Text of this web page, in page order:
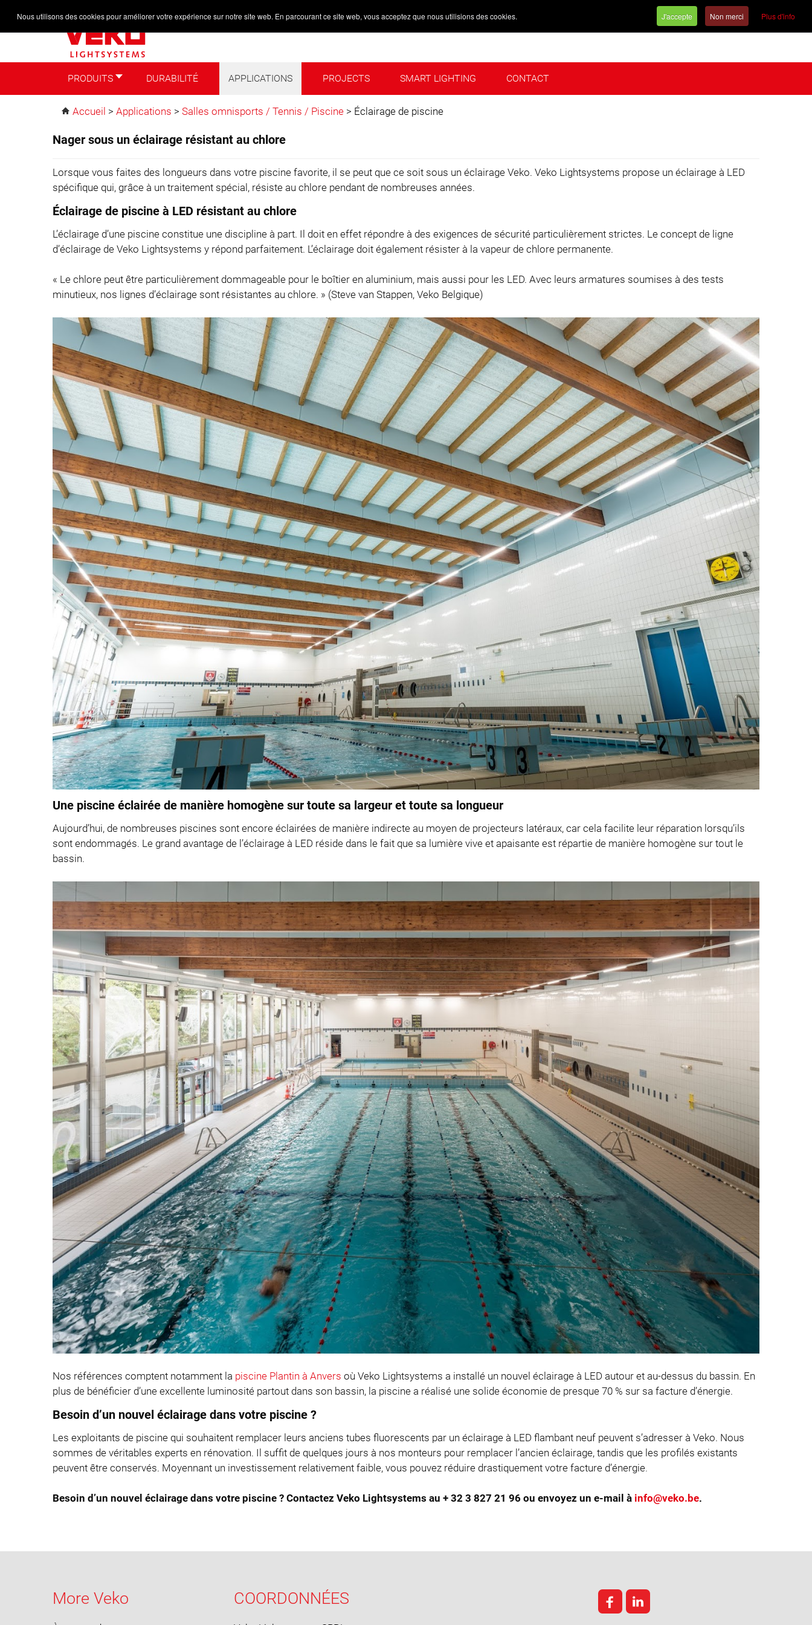
PRODUITS DURABILITÉ APPLICATIONS PROJECTS SMART LIGHTING CONTACT
Français
PRODUITS DURABILITÉ APPLICATIONS PROJECTS SMART LIGHTING CONTACT
Accueil > Applications > Salles omnisports / Tennis / Piscine > Éclairage de piscine
Nager sous un éclairage résistant au chlore
Lorsque vous faites des longueurs dans votre piscine favorite, il se peut que ce soit sous un éclairage Veko. Veko Lightsystems propose un éclairage à LED
spécifique qui, grâce à un traitement spécial, résiste au chlore pendant de nombreuses années.
Éclairage de piscine à LED résistant au chlore
L’éclairage d’une piscine constitue une discipline à part. Il doit en effet répondre à des exigences de sécurité particulièrement strictes. Le concept de ligne
d’éclairage de Veko Lightsystems y répond parfaitement. L’éclairage doit également résister à la vapeur de chlore permanente.
« Le chlore peut être particulièrement dommageable pour le boîtier en aluminium, mais aussi pour les LED. Avec leurs armatures soumises à des tests
minutieux, nos lignes d’éclairage sont résistantes au chlore. » (Steve van Stappen, Veko Belgique)
Une piscine éclairée de manière homogène sur toute sa largeur et toute sa longueur
Aujourd’hui, de nombreuses piscines sont encore éclairées de manière indirecte au moyen de projecteurs latéraux, car cela facilite leur réparation lorsqu’ils
sont endommagés. Le grand avantage de l’éclairage à LED réside dans le fait que sa lumière vive et apaisante est répartie de manière homogène sur tout le
bassin.
Nos références comptent notamment la piscine Plantin à Anvers où Veko Lightsystems a installé un nouvel éclairage à LED autour et au-dessus du bassin. En
plus de bénéficier d’une excellente luminosité partout dans son bassin, la piscine a réalisé une solide économie de presque 70 % sur sa facture d’énergie.
Besoin d’un nouvel éclairage dans votre piscine ?
Les exploitants de piscine qui souhaitent remplacer leurs anciens tubes fluorescents par un éclairage à LED flambant neuf peuvent s’adresser à Veko. Nous
sommes de véritables experts en rénovation. Il suffit de quelques jours à nos monteurs pour remplacer l’ancien éclairage, tandis que les profilés existants
peuvent être conservés. Moyennant un investissement relativement faible, vous pouvez réduire drastiquement votre facture d’énergie.
Besoin d’un nouvel éclairage dans votre piscine ? Contactez Veko Lightsystems au + 32 3 827 21 96 ou envoyez un e-mail à .
More Veko COORDONNÉES
Nous utilisons des cookies pour améliorer votre expérience sur notre site web. En parcourant ce site web, vous acceptez que nous utilisions des cookies. J'accepte Non merci Plus d'info